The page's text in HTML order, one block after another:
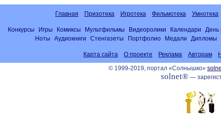
Главная Призотека Игротека Фильмотека Умнотека
Конкурсы Игры Комиксы Мультфильмы Видеоролики Календари
День
Ноты
Аудиокниги Стенгазеты Портфолио Медали Дипломы
Карта сайта О проекте Реклама Авторам
© 1999-2019, портал «Солнышко»
solnet®—